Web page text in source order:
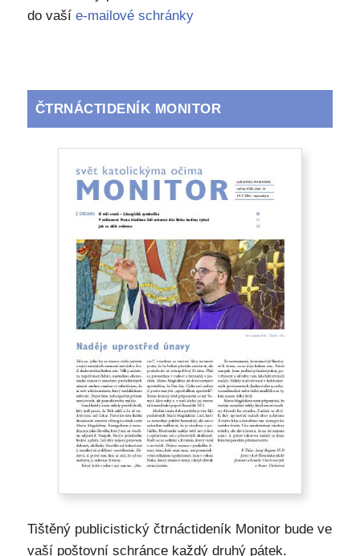
do vaší e-mailové schránky
ČTRNÁCTIDENÍK MONITOR
Tištěný publicistický čtrnáctideník Monitor bude ve
vaší poštovní schránce každý druhý pátek.